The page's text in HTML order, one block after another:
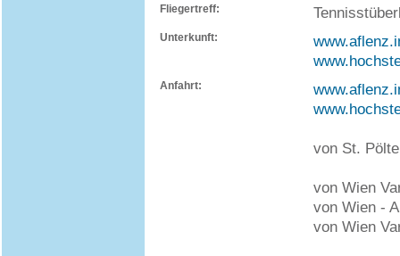
Fliegertreff:
Unterkunft:
Anfahrt:
von St.
von Wien
von Wien -
von Wien